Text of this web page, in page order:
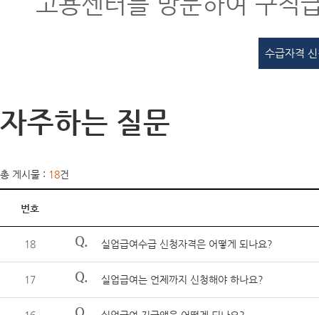
수급자격
자주하는 질문
총 게시물 : 18건
번호
18 Q. 실업급여수급 신청자격은 어떻게 되나요?
17 Q. 실업급여는 언제까지 신청해야 하나요?
Q.